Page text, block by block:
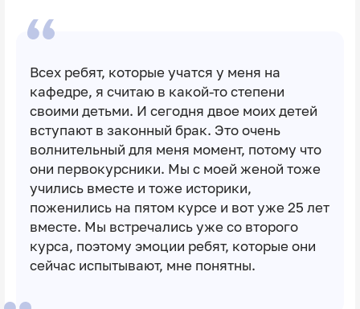
Всех ребят, которые учатся у меня на
кафедре, я считаю в какой-то степени
своими детьми. И сегодня двое моих детей
вступают в законный брак. Это очень
волнительный для меня момент, потому что
они первокурсники. Мы с моей женой тоже
учились вместе и тоже историки,
поженились на пятом курсе и вот уже 25 лет
вместе. Мы встречались уже со второго
курса, поэтому эмоции ребят, которые они
сейчас испытывают, мне понятны.